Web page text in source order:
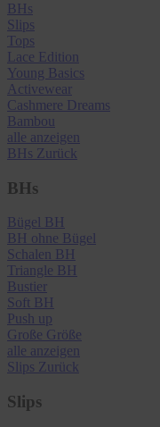
BHs
Slips
Tops
Lace Edition
Young Basics
Activewear
Cashmere Dreams
Bambou
alle anzeigen
BHs Zurück
BHs
Bügel BH
BH ohne Bügel
Schalen BH
Triangle BH
Bustier
Soft BH
Push up
Große Größe
alle anzeigen
Slips Zurück
Slips